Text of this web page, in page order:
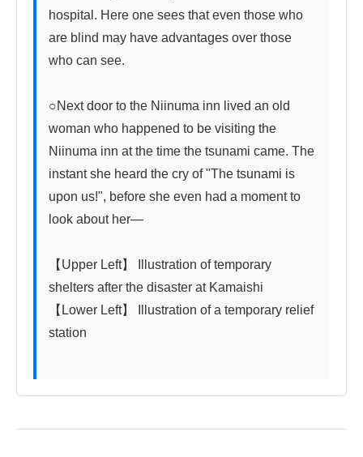
hospital. Here one sees that even those who
are blind may have advantages over those
who can see.
○Next door to the Niinuma inn lived an old
woman who happened to be visiting the
Niinuma inn at the time the tsunami came. The
instant she heard the cry of "The tsunami is
upon us!", before she even had a moment to
look about her—
【Upper Left】 Illustration of temporary
shelters after the disaster at Kamaishi
【Lower Left】 Illustration of a temporary relief
station